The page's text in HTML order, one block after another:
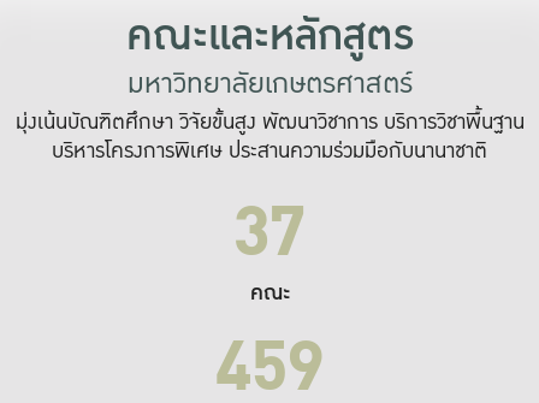
คณะและหลักสูตร
มหาวิทยาลัยเกษตรศาสตร์
มุ่งเน้นบัณฑิตศึกษา วิจัยขั้นสูง พัฒนาวิชาการ บริการวิชาพื้นฐาน
บริหารโครงการพิเศษ ประสานความร่วมมือกับนานาชาติ
37
คณะ
459